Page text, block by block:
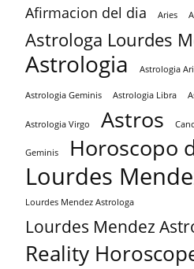
Afirmacion del dia Aries
Astrologa Lourdes
Astrologia Astrologia
Astrologia Geminis Astrologia Libra
Astrologia Virgo Astros
Geminis Horoscopo
Lourdes
Lourdes Mendez Astrologa
Lourdes Mendez
Reality